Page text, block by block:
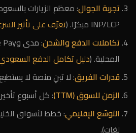
تجربة الجوال: معظم الزيارات
INP/LCP مبكرًا. (
تعرّف على تأثير
تكاملات الدفع والشحن
المحلية. (دليل تكامل الدفع
قدرات الفريق: لا تبنِ منصة لا
الزمن للسوق (TTM)
: كل أسبوع
التوسّع الإقليمي: خطط لأسواق
لغات).